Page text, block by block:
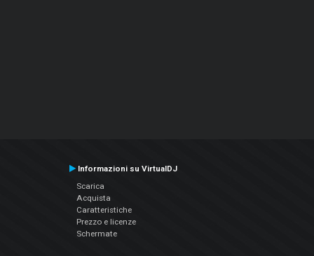
Informazioni su VirtualDJ
Scarica
Acquista
Caratteristiche
Prezzo e licenze
Schermate